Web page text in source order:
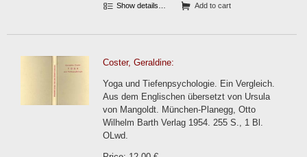
Show details… Add to cart
Coster, Geraldine:
Yoga und Tiefenpsychologie. Ein Vergleich.
Aus dem Englischen übersetzt von Ursula
von Mangoldt. München-Planegg, Otto
Wilhelm Barth Verlag 1954. 255 S., 1 Bl.
OLwd.